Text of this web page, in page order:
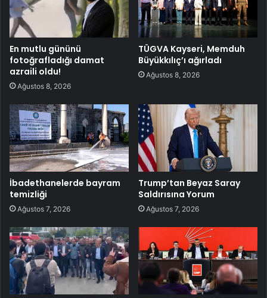
En mutlu gününü
fotoğrafladığı damat
azraili oldu!
Ağustos 8, 2026
TÜGVA Kayseri, Memduh
Büyükkılıç’ı ağırladı
Ağustos 8, 2026
İbadethanelerde bayram
temizliği
Ağustos 7, 2026
Trump’tan Beyaz Saray
Saldırısına Yorum
Ağustos 7, 2026